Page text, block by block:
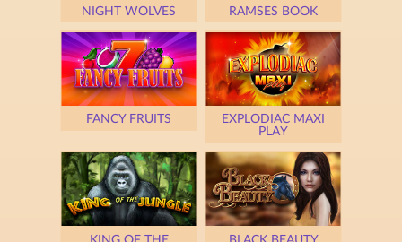
NIGHT WOLVES RAMSES BOOK
FANCY FRUITS
EXPLODIAC MAXI
PLAY